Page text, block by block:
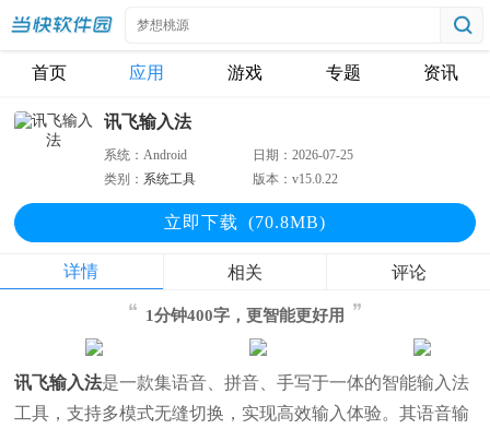
首页 应用 游戏 专题 资讯
讯飞输入法
系统：Android 日期：2026-07-25
类别： 系统工具 版本：v15.0.22
立即下载 (70.8MB)
详情 相关 评论
1分钟400字，更智能更好用
讯飞输入法是一款集语音、拼音、手写于一体的智能输入法
工具，支持多模式无缝切换，实现高效输入体验。其语音输